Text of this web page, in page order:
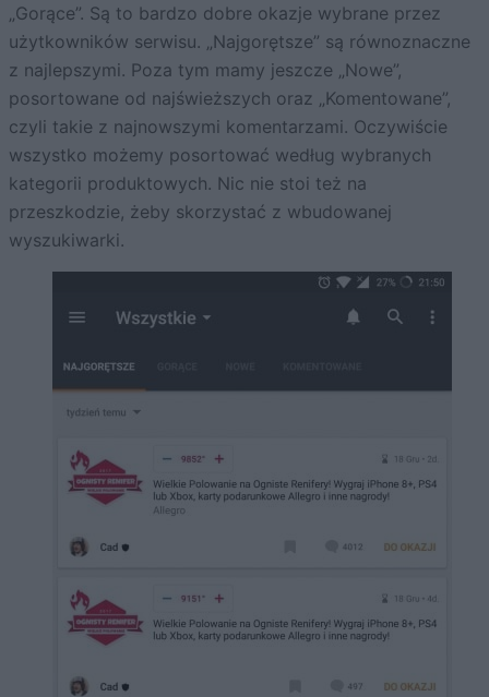
„Gorące”. Są to bardzo dobre okazje wybrane przez
użytkowników serwisu. „Najgorętsze” są równoznaczne
z najlepszymi. Poza tym mamy jeszcze „Nowe”,
posortowane od najświeższych oraz „Komentowane”,
czyli takie z najnowszymi komentarzami. Oczywiście
wszystko możemy posortować według wybranych
kategorii produktowych. Nic nie stoi też na
przeszkodzie, żeby skorzystać z wbudowanej
wyszukiwarki.